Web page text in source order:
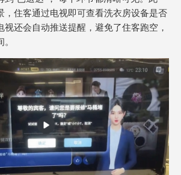
，住客通过电视即可查看洗衣房设备是否
视还会自动推送提醒，避免了住客跑空，